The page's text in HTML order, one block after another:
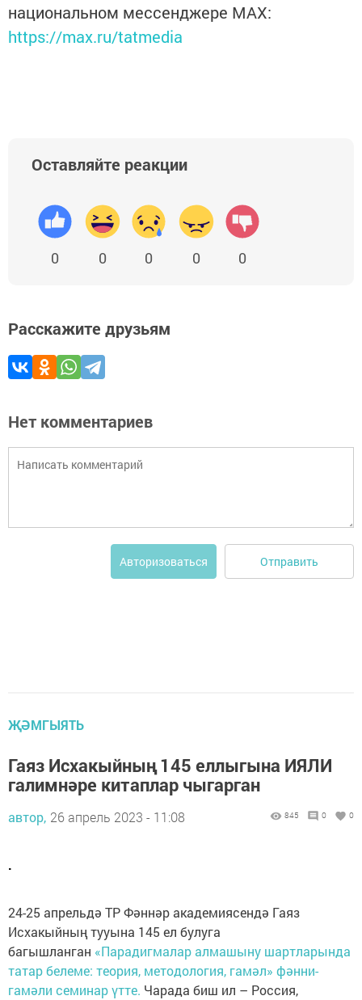
национальном мессенджере MАХ:
https://max.ru/tatmedia
Оставляйте реакции
0 0 0 0 0
Расскажите друзьям
Нет комментариев
Авторизоваться Отправить
ҖӘМГЫЯТЬ
Гаяз Исхакыйның 145 еллыгына ИЯЛИ
галимнәре китаплар чыгарган
автор, 26 апрель 2023 - 11:08 845 0 0
.
24-25 апрельдә ТР Фәннәр академиясендә Гаяз
Исхакыйның тууына 145 ел булуга
багышланган «Парадигмалар алмашыну шартларында
татар белеме: теория, методология, гамәл» фәнни-
гамәли семинар үтте. Чарада биш ил – Россия,